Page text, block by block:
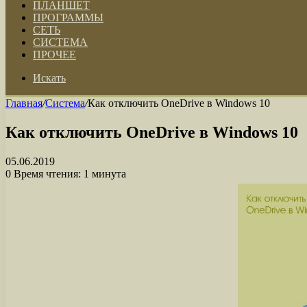
ПЛАНШЕТ
ПРОГРАММЫ
СЕТЬ
СИСТЕМА
ПРОЧЕЕ
Искать
Главная/Система/Как отключить OneDrive в Windows 10
Как отключить OneDrive в Windows 10
05.06.2019
0 Время чтения: 1 минута